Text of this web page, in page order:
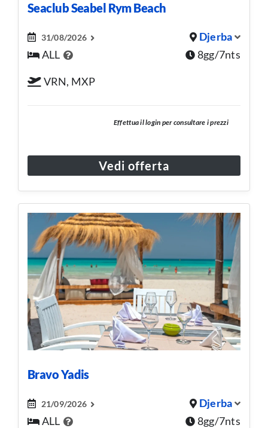
Seaclub Seabel Rym Beach
31/08/2026
Djerba
ALL
8gg/7nts
VRN, MXP
Effettua il login per consultare i prezzi
Vedi offerta
Bravo Yadis
21/09/2026
Djerba
ALL
8gg/7nts